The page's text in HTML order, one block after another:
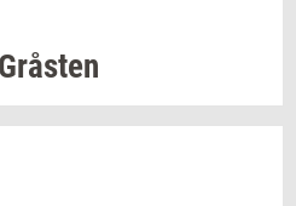
Grå­sten